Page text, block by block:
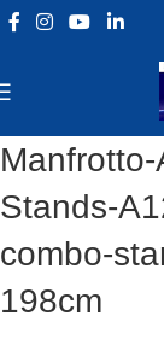
Stands-
combo-
198cm